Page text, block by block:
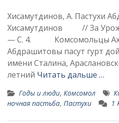
Хисамутдинов, А. Пастухи
Хисамутдинов // За
— С. 4. Комсомольцы
Абдрашитовы пасут гурт
имени Сталина,
летний Читать дальше …
Годы и люди, Комсомол
ночная пастьба, Пастухи 1